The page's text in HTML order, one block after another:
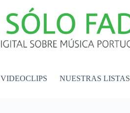
VIDEOCLIPS NUESTRAS LISTAS